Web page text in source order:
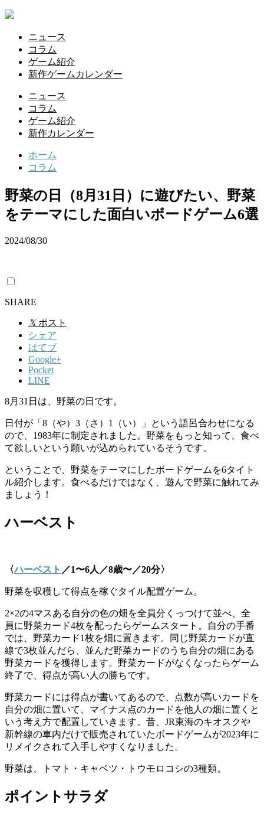
ニュース
コラム
ゲーム紹介
新作ゲームカレンダー
ニュース
コラム
ゲーム紹介
新作カレンダー
ホーム
コラム
野菜の日（8月31日）に遊びたい、野菜
をテーマにした面白いボードゲーム6選
2024/08/30
SHARE
𝕏 ポスト
シェア
はてブ
Google+
Pocket
LINE
8月31日は、野菜の日です。
日付が「8（や）3（さ）1（い）」という語呂合わせになる
ので、1983年に制定されました。野菜をもっと知って、食べ
て欲しいという願いが込められているそうです。
ということで、野菜をテーマにしたボードゲームを6タイト
ル紹介します。食べるだけではなく、遊んで野菜に触れてみ
ましょう！
ハーベスト
〈ハーベスト ／1〜6人／8歳〜／20分〉
野菜を収穫して得点を稼ぐタイル配置ゲーム。
2×2の4マスある自分の色の畑を全員分くっつけて並べ、全
員に野菜カード4枚を配ったらゲームスタート。自分の手番
では、野菜カード1枚を畑に置きます。同じ野菜カードが直
線で3枚並んだら、並んだ野菜カードのうち自分の畑にある
野菜カードを獲得します。野菜カードがなくなったらゲーム
終了で、得点が高い人の勝ちです。
野菜カードには得点が書いてあるので、点数が高いカードを
自分の畑に置いて、マイナス点のカードを他人の畑に置くと
いう考え方で配置していきます。昔、JR東海のキオスクや
新幹線の車内だけで販売されていたボードゲームが2023年に
リメイクされて入手しやすくなりました。
野菜は、トマト・キャベツ・トウモロコシの3種類。
ポイントサラダ